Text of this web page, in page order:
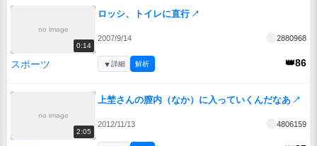
no image
0:14
ロッシ、トイレに直行 ↗
2007/9/14 2880968
スポーツ 👑86
▼詳細 解析
no image
2:05
上埜さんの膣内（なか）に入っていくんだなあ ↗
2012/11/13 4806159